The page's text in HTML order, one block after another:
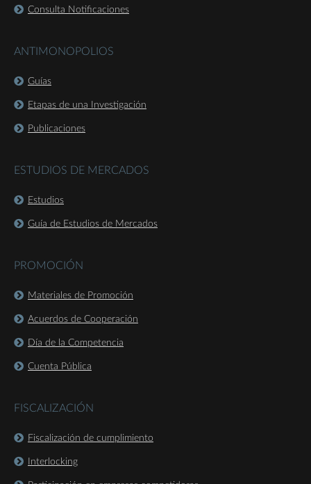
Consulta Notificaciones
ANTIMONOPOLIOS
Guías
Etapas de una Investigación
Publicaciones
ESTUDIOS DE MERCADOS
Estudios
Guía de Estudios de Mercados
PROMOCIÓN
Materiales de Promoción
Acuerdos de Cooperación
Día de la Competencia
Cuenta Pública
FISCALIZACIÓN
Fiscalización de cumplimiento
Interlocking